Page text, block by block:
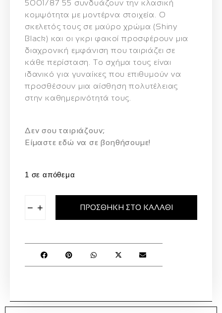
5001/87 55 συνδυάζουν την κλασική
κομψότητα με μοντέρνα στοιχεία.
Ο
σκελετός τους σε μαύρο χρώμα (Shiny
Black) και οι γκρι φακοί προσφέρουν μια
διαχρονική εμφάνιση που ταιριάζει σε
κάθε περίσταση.
Το σχήμα τους είναι
ιδανικό για γυναίκες που επιθυμούν να
προσθέσουν μια αίσθηση πολυτέλειας
στην καθημερινότητά τους.
Δεν σου ταιριάζουν;
Eίμαστε εδώ να σε βοηθήσουμε!
1 σε απόθεμα
− + ΠΡΟΣΘΉΚΗ ΣΤΟ ΚΑΛΆΘΙ